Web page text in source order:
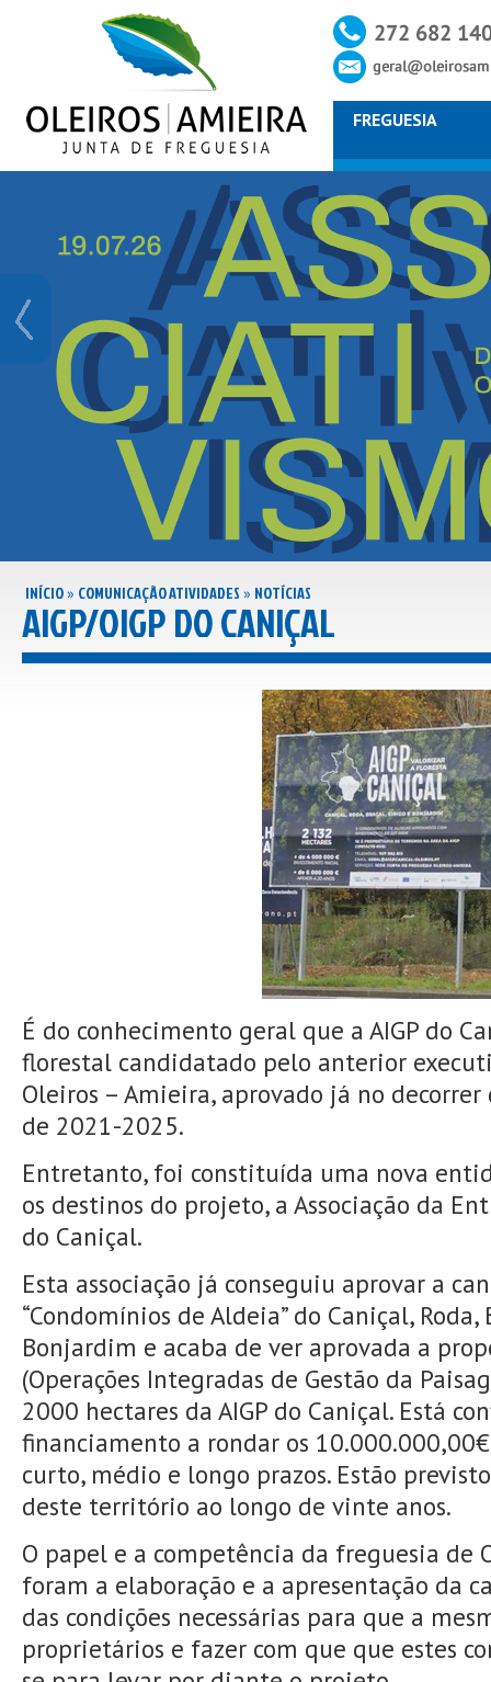
FREGUESIA
INÍCIO» COMUNICAÇÃO ATIVIDADES » NOTÍCIAS
AIGP/OIGP DO CANIÇAL
É do conhecimento geral que a AIGP do
florestal candidatado pelo anterior
Oleiros – Amieira, aprovado já no
de 2021-2025.
Entretanto, foi constituída uma nova
os destinos do projeto, a Associação da
do Caniçal.
Esta associação já conseguiu aprovar a
“Condomínios de Aldeia” do Caniçal,
Bonjardim e acaba de ver aprovada a
(Operações Integradas de Gestão da
2000 hectares da AIGP do Caniçal. Está
financiamento a rondar os
curto, médio e longo prazos. Estão
deste território ao longo de vinte anos.
O papel e a competência da freguesia de
foram a elaboração e a apresentação da
das condições necessárias para que a
proprietários e fazer com que que estes